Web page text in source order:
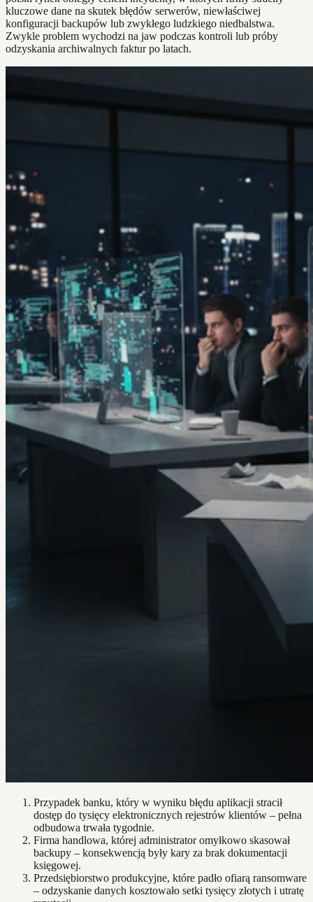
kluczowe dane na skutek błędów serwerów, niewłaściwej
konfiguracji backupów lub zwykłego ludzkiego niedbalstwa.
Zwykle problem wychodzi na jaw podczas kontroli lub próby
odzyskania archiwalnych faktur po latach.
Przypadek banku, który w wyniku błędu aplikacji stracił
dostęp do tysięcy elektronicznych rejestrów klientów – pełna
odbudowa trwała tygodnie.
Firma handlowa, której administrator omyłkowo skasował
backupy – konsekwencją były kary za brak dokumentacji
księgowej.
Przedsiębiorstwo produkcyjne, które padło ofiarą ransomware
– odzyskanie danych kosztowało setki tysięcy złotych i utratę